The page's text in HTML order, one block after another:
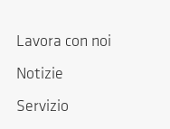
Lavora con noi
Notizie
Servizio